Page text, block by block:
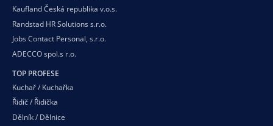
Kaufland Česká republika v.o.s.
Randstad HR Solutions s.r.o.
Jobs Contact Personal, s.r.o.
ADECCO spol.s r.o.
TOP PROFESE
Kuchař / Kuchařka
Řidič / Řidička
Dělník / Dělnice